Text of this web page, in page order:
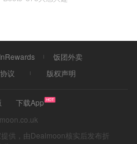
InRewards
饭团外卖
议 版权声明
下载App
供，由Dealmoon核实后发布折